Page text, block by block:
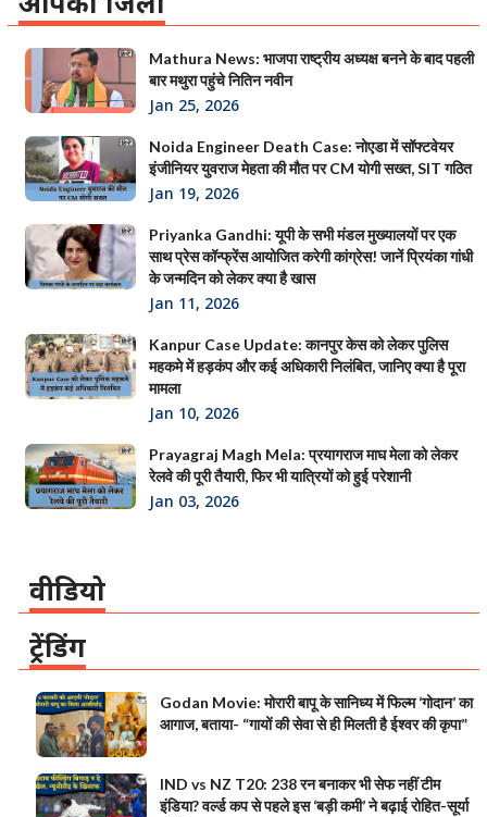
Mathura News: भाजपा राष्ट्रीय अध्यक्ष बनने के बाद पहली
बार मथुरा पहुंचे नितिन नवीन
Jan 25, 2026
Noida Engineer Death Case: नोएडा में सॉफ्टवेयर
इंजीनियर युवराज मेहता की मौत पर CM योगी सख्त, SIT गठित
Jan 19, 2026
Priyanka Gandhi: यूपी के सभी मंडल मुख्यालयों पर एक
साथ प्रेस कॉन्फ्रेंस आयोजित करेगी कांग्रेस! जानें प्रियंका गांधी
के जन्मदिन को लेकर क्या है खास
Jan 11, 2026
Kanpur Case Update: कानपुर केस को लेकर पुलिस
महकमे में हड़कंप और कई अधिकारी निलंबित, जानिए क्या है पूरा
मामला
Jan 10, 2026
Prayagraj Magh Mela: प्रयागराज माघ मेला को लेकर
रेलवे की पूरी तैयारी, फिर भी यात्रियों को हुई परेशानी
Jan 03, 2026
वीडियो
ट्रेंडिंग
Godan Movie: मोरारी बापू के सानिध्य में फिल्म ‘गोदान’ का
आगाज, बताया- “गायों की सेवा से ही मिलती है ईश्वर की कृपा”
IND vs NZ T20: 238 रन बनाकर भी सेफ नहीं टीम
इंडिया? वर्ल्ड कप से पहले इस ‘बड़ी कमी’ ने बढ़ाई रोहित-सूर्या